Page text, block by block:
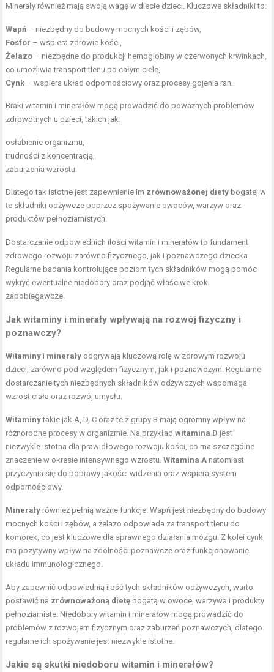
Minerały również mają swoją wagę w diecie dzieci. Kluczowe składniki to:
Wapń – niezbędny do budowy mocnych kości i zębów,
Fosfor – wspiera zdrowie kości,
Żelazo – niezbędne do produkcji hemoglobiny w czerwonych krwinkach,
co umożliwia transport tlenu po całym ciele,
Cynk – wspiera układ odpornościowy oraz procesy gojenia ran.
Braki witamin i minerałów mogą prowadzić do poważnych problemów
zdrowotnych u dzieci, takich jak:
osłabienie organizmu,
trudności z koncentracją,
zaburzenia wzrostu.
Dlatego tak istotne jest zapewnienie im zrównoważonej diety bogatej w
te składniki odżywcze poprzez spożywanie owoców, warzyw oraz
produktów pełnoziarnistych.
Dostarczanie odpowiednich ilości witamin i minerałów to fundament
zdrowego rozwoju zarówno fizycznego, jak i poznawczego dziecka.
Regularne badania kontrolujące poziom tych składników mogą pomóc
wykryć ewentualne niedobory oraz podjąć właściwe kroki
zapobiegawcze.
Jak witaminy i minerały wpływają na rozwój fizyczny i
poznawczy?
Witaminy i minerały odgrywają kluczową rolę w zdrowym rozwoju
dzieci, zarówno pod względem fizycznym, jak i poznawczym. Regularne
dostarczanie tych niezbędnych składników odżywczych wspomaga
wzrost ciała oraz rozwój umysłu.
Witaminytakie jak A, D, C oraz te z grupy B mają ogromny wpływ na
różnorodne procesy w organizmie. Na przykładwitamina D jest
niezwykle istotna dla prawidłowego rozwoju kości, co ma szczególne
znaczenie w okresie intensywnego wzrostu.Witamina A natomiast
przyczynia się do poprawy jakości widzenia oraz wspiera system
odpornościowy.
Minerały również pełnią ważne funkcje. Wapń jest niezbędny do budowy
mocnych kości i zębów, a żelazo odpowiada za transport tlenu do
komórek, co jest kluczowe dla sprawnego działania mózgu. Z kolei cynk
ma pozytywny wpływ na zdolności poznawcze oraz funkcjonowanie
układu immunologicznego.
Aby zapewnić odpowiednią ilość tych składników odżywczych, warto
postawić na zrównoważoną dietę bogatą w owoce, warzywa i produkty
pełnoziarniste. Niedobory witamin i minerałów mogą prowadzić do
problemów z rozwojem fizycznym oraz zaburzeń poznawczych, dlatego
regularne ich spożywanie jest niezwykle istotne.
Jakie są skutki niedoboru witamin i minerałów?